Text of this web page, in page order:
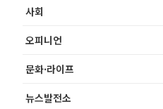
사회
오피니언
문화·라이프
뉴스발전소